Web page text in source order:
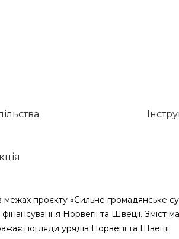
проєкту «Сильне громадянське
Норвегії та Швеції. Зміст
погляди урядів Норвегії та Швеції.